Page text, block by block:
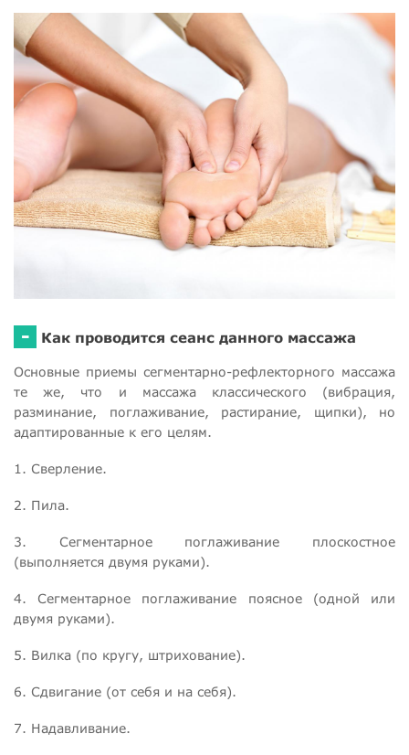
- Как проводится сеанс данного массажа
Основные приемы сегментарно-рефлекторного массажа
те же, что и массажа классического (вибрация,
разминание, поглаживание, растирание, щипки), но
адаптированные к его целям.
1. Сверление.
2. Пила.
3. Сегментарное поглаживание плоскостное
(выполняется двумя руками).
4. Сегментарное поглаживание поясное (одной или
двумя руками).
5. Вилка (по кругу, штрихование).
6. Сдвигание (от себя и на себя).
7. Надавливание.